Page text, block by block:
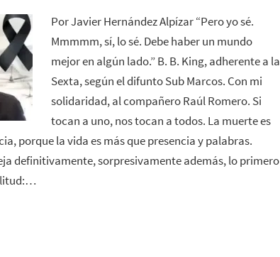
Por Javier Hernández Alpízar “Pero yo sé.
Mmmmm, sí, lo sé. Debe haber un mundo
mejor en algún lado.” B. B. King, adherente a la
Sexta, según el difunto Sub Marcos. Con mi
solidaridad, al compañero Raúl Romero. Si
tocan a uno, nos tocan a todos. La muerte es
porque la vida es más que presencia y palabras.
definitivamente, sorpresivamente además, lo primero